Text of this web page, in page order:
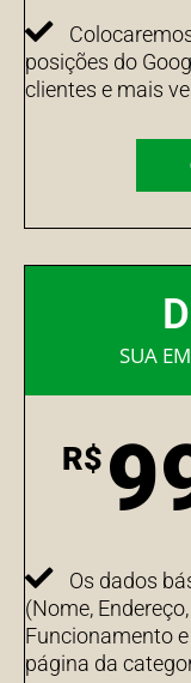
posições do
clientes e mais
SUA
R$
Os dados
(Nome,
Funcionamento
página da